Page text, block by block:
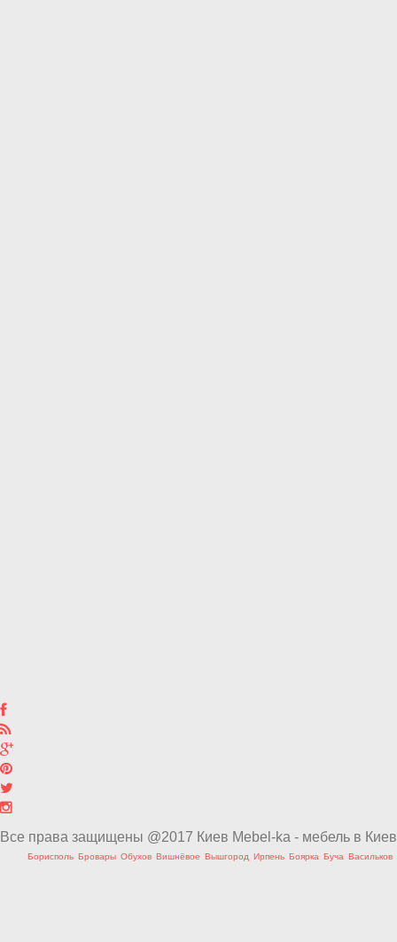
Все права защищены @2017 Киев Mebel-ka - мебель в
Борисполь Бровары Обухов Вишнёвое Вышгород Ирпень Боярка Буча Васильков